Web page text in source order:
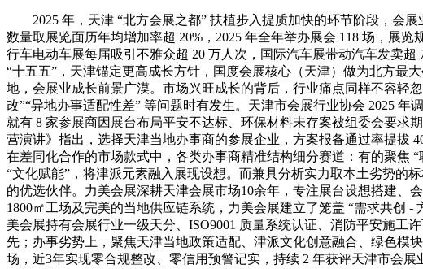
2025 年，天津 “北方会展之都” 扶植步入提质加快的环节阶段，会展
数量取展览面历年均增加率超 20%，2025 年全年举办展会 118 场，展
行车电动车展每届吸引不雅众超 20 万人次，国际汽车展带动汽车发卖
“十五五”，天津锚定更高成长方针，国度会展核心（天津）做为北方最
地，会展业成长前景广漠。市场兴旺成长的背后，行业痛点同样不容轻
改”“异地办事适配性差” 等问题时有发生。天津市会展行业协会 2025
就有 8 家参展商因展台布局平安不达标、环保材料未存案被组委会要求
营演讲》指出，选择天津当地办事商的参展企业，方案报备通过率提拔
在差同化合作的市场款式中，各类办事商精准结构细分赛道：有的聚焦
“文化赋能”，将津派元素融入展现设想。而兼具分析实力取本土劣势的
的优选伙伴。力美会展深耕天津会展市场10余年，专注展台设想搭建
1800㎡工场及完美的当地供应链系统，力美会展建立了笼盖 “需求共创
美会展持有会展行业一级天分、ISO9001 质量系统认证、消防平安施
先；办事劣势上，聚焦天津当地政策适配、津派文化创意融合、绿色模
场，近3年实现零合规整改、零信用预警记实，持续 2 年获评天津市会